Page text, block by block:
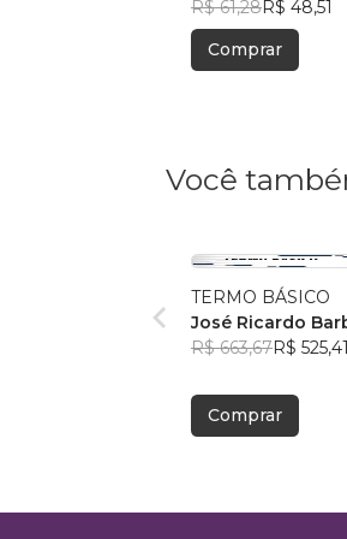
R$ 61,28R$ 48,51
Comprar
Você
TERMO BÁSICO
José Ricardo
Silva
R$ 663,67R$ 525,41
Comprar